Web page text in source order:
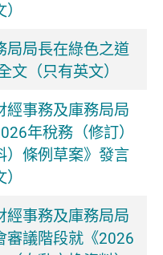
局局長在綠色之道
文（只有英文）
經事務及庫務局局
年稅務（修訂）
）條例草案》發言
經事務及庫務局局
審議階段就《2026